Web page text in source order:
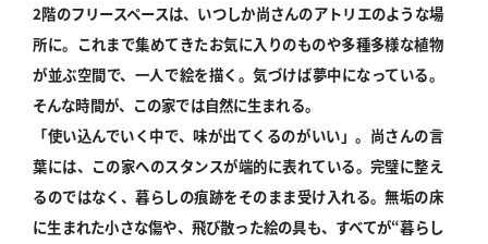
2階のフリースペースは、いつしか尚さんのアトリエのような場
所に。これまで集めてきたお気に入りのものや多種多様な植物
が並ぶ空間で、一人で絵を描く。気づけば夢中になっている。
そんな時間が、この家では自然に生まれる。
「使い込んでいく中で、味が出てくるのがいい」。尚さんの言
葉には、この家へのスタンスが端的に表れている。完璧に整え
るのではなく、暮らしの痕跡をそのまま受け入れる。無垢の床
に生まれた小さな傷や、飛び散った絵の具も、すべてが“暮らし